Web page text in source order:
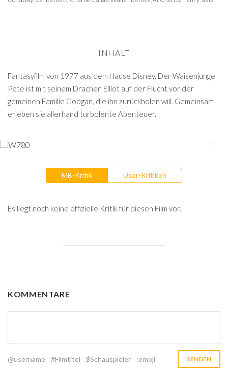
INHALT
Fantasyfilm von 1977 aus dem Hause Disney. Der Waisenjunge
Pete ist mit seinem Drachen Elliot auf der Flucht vor der
gemeinen Familie Googan, die ihn zurückholen will. Gemeinsam
erleben sie allerhand turbolente Abenteuer.
MB-Kritik User-Kritiken
Es liegt noch keine offizielle Kritik für diesen Film vor.
KOMMENTARE
@username #Filmtitel $Schauspieler :emoji